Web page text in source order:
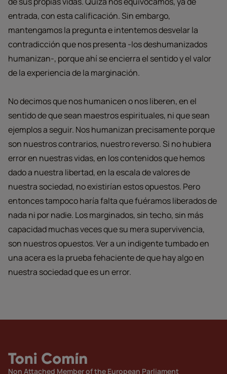
entrada, con esta calificación. Sin embargo,
mantengamos la pregunta e intentemos desvelar la
contradicción que nos presenta -los deshumanizados
humanizan-, porque ahí se encierra el sentido y el valor
de la experiencia de la marginación.
No decimos que nos humanicen o nos liberen, en el
sentido de que sean maestros espirituales, ni que sean
ejemplos a seguir. Nos humanizan precisamente porque
son nuestros contrarios, nuestro reverso. Si no hubiera
error en nuestras vidas, en los contenidos que hemos
dado a nuestra libertad, en la escala de valores de
nuestra sociedad, no existirían estos opuestos. Pero
entonces tampoco haría falta que fuéramos liberados de
nada ni por nadie. Los marginados, sin techo, sin más
capacidad muchas veces que su mera supervivencia,
son nuestros opuestos. Ver a un indigente tumbado en
una acera es la prueba fehaciente de que hay algo en
nuestra sociedad que es un error.
Non Attached Member of the European Parliament